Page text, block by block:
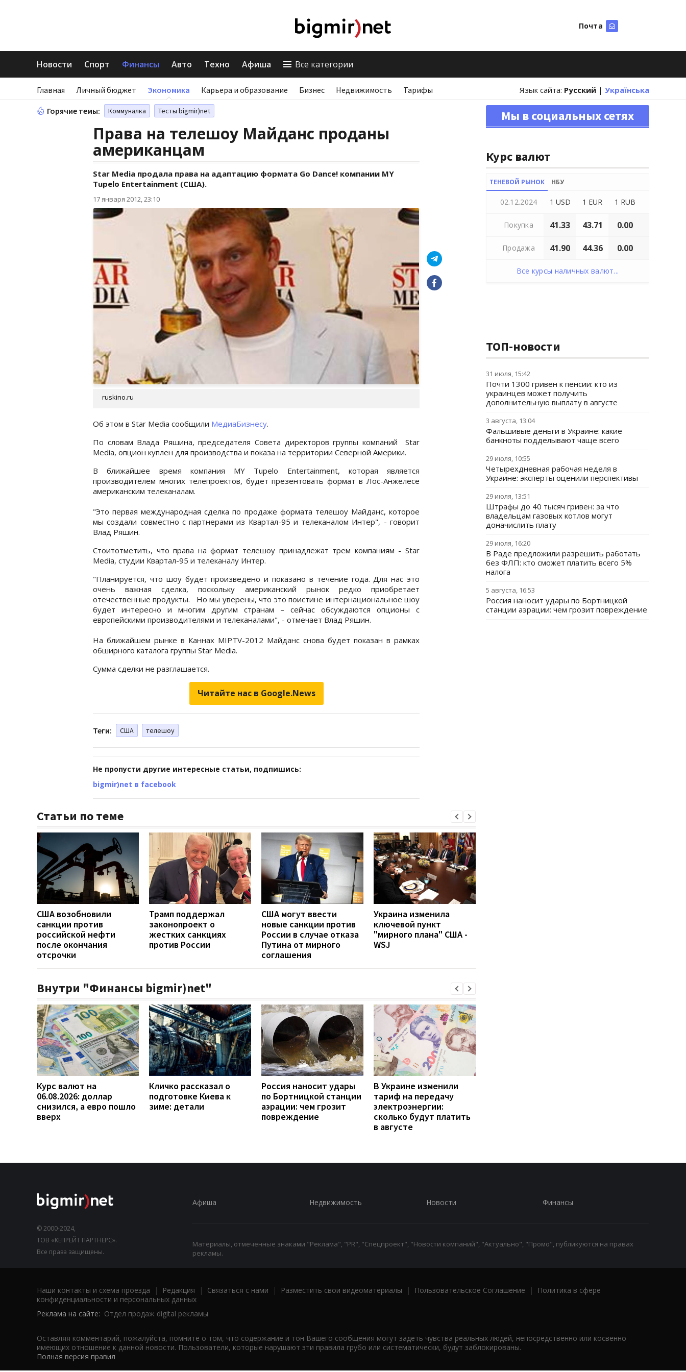
Почта
Новости Спорт Финансы Авто Техно Афиша Все категории
Главная Личный бюджет Экономика Карьера и образование Бизнес Недвижимость Тарифы Язык сайта: Русский | Українська
Горячие темы: Коммуналка Тесты bigmir)net
Права на телешоу Майданс проданы
американцам
Star Media продала права на адаптацию формата Go Dance! компании MY
Tupelo Entertainment (США).
17 января 2012, 23:10
ruskino.ru
Об этом в Star Media сообщили МедиаБизнесу.
По словам Влада Ряшина, председателя Совета директоров группы компаний Star
Media, опцион куплен для производства и показа на территории Северной Америки.
В ближайшее время компания MY Tupelo Entertainment, которая является
производителем многих телепроектов, будет презентовать формат в Лос-Анжелесе
американским телеканалам.
"Это первая международная сделка по продаже формата телешоу Майданс, которое
мы создали совместно с партнерами из Квартал-95 и телеканалом Интер", - говорит
Влад Ряшин.
Стоитотметить, что права на формат телешоу принадлежат трем компаниям - Star
Media, студии Квартал-95 и телеканалу Интер.
"Планируется, что шоу будет произведено и показано в течение года. Для нас это
очень важная сделка, поскольку американский рынок редко приобретает
отечественные продукты. Но мы уверены, что это поистине интернациональное шоу
будет интересно и многим другим странам – сейчас обсуждаются опционы с
европейскими производителями и телеканалами", - отмечает Влад Ряшин.
На ближайшем рынке в Каннах MIPTV-2012 Майданс снова будет показан в рамках
обширного каталога группы Star Media.
Сумма сделки не разглашается.
Читайте нас в Google.News
Теги: США телешоу
Не пропусти другие интересные статьи, подпишись:
bigmir)net в facebook
Статьи по теме
США возобновили
санкции против
российской нефти
после окончания
отсрочки
Трамп поддержал
законопроект о
жестких санкциях
против России
США могут ввести
новые санкции против
России в случае отказа
Путина от мирного
соглашения
Украина изменила
ключевой пункт
"мирного плана" США -
WSJ
Внутри "Финансы bigmir)net"
Курс валют на
06.08.2026: доллар
снизился, а евро пошло
вверх
Кличко рассказал о
подготовке Киева к
зиме: детали
Россия наносит удары
по Бортницкой станции
аэрации: чем грозит
повреждение
В Украине изменили
тариф на передачу
электроэнергии:
сколько будут платить
в августе
Мы в социальных сетях
Курс валют
ТЕНЕВОЙ РЫНОК НБУ
02.12.2024 1 USD 1 EUR 1 RUB
Покупка 41.33 43.71 0.00
Продажа 41.90 44.36 0.00
Все курсы наличных валют...
ТОП-новости
31 июля, 15:42
Почти 1300 гривен к пенсии: кто из
украинцев может получить
дополнительную выплату в августе
3 августа, 13:04
Фальшивые деньги в Украине: какие
банкноты подделывают чаще всего
29 июля, 10:55
Четырехдневная рабочая неделя в
Украине: эксперты оценили перспективы
29 июля, 13:51
Штрафы до 40 тысяч гривен: за что
владельцам газовых котлов могут
доначислить плату
29 июля, 16:20
В Раде предложили разрешить работать
без ФЛП: кто сможет платить всего 5%
налога
5 августа, 16:53
Россия наносит удары по Бортницкой
станции аэрации: чем грозит повреждение
© 2000-2024,
ТОВ «КЕПРЕЙТ ПАРТНЕРС».
Все права защищены.
Афиша Недвижимость Новости Финансы
Материалы, отмеченные знаками "Реклама", "PR", "Спецпроект", "Новости компаний", "Актуально", "Промо", публикуются на правах
рекламы.
Наши контакты и схема проезда | Редакция | Связаться с нами | Разместить свои видеоматериалы | Пользовательское Соглашение |
Политика в сфере
конфиденциальности и персональных данных
Реклама на сайте: Отдел продаж digital рекламы
Оставляя комментарий, пожалуйста, помните о том, что содержание и тон Вашего сообщения могут задеть чувства реальных людей, непосредственно или косвенно
имеющих отношение к данной новости. Пользователи, которые нарушают эти правила грубо или систематически, будут заблокированы.
Полная версия правил